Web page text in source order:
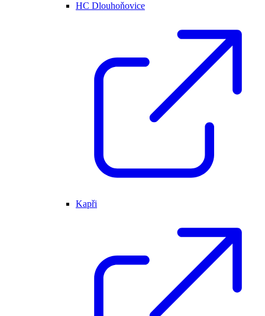
HC Dlouhoňovice
Kapři